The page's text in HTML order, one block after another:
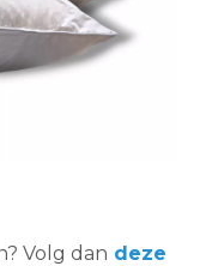
Volg dan deze